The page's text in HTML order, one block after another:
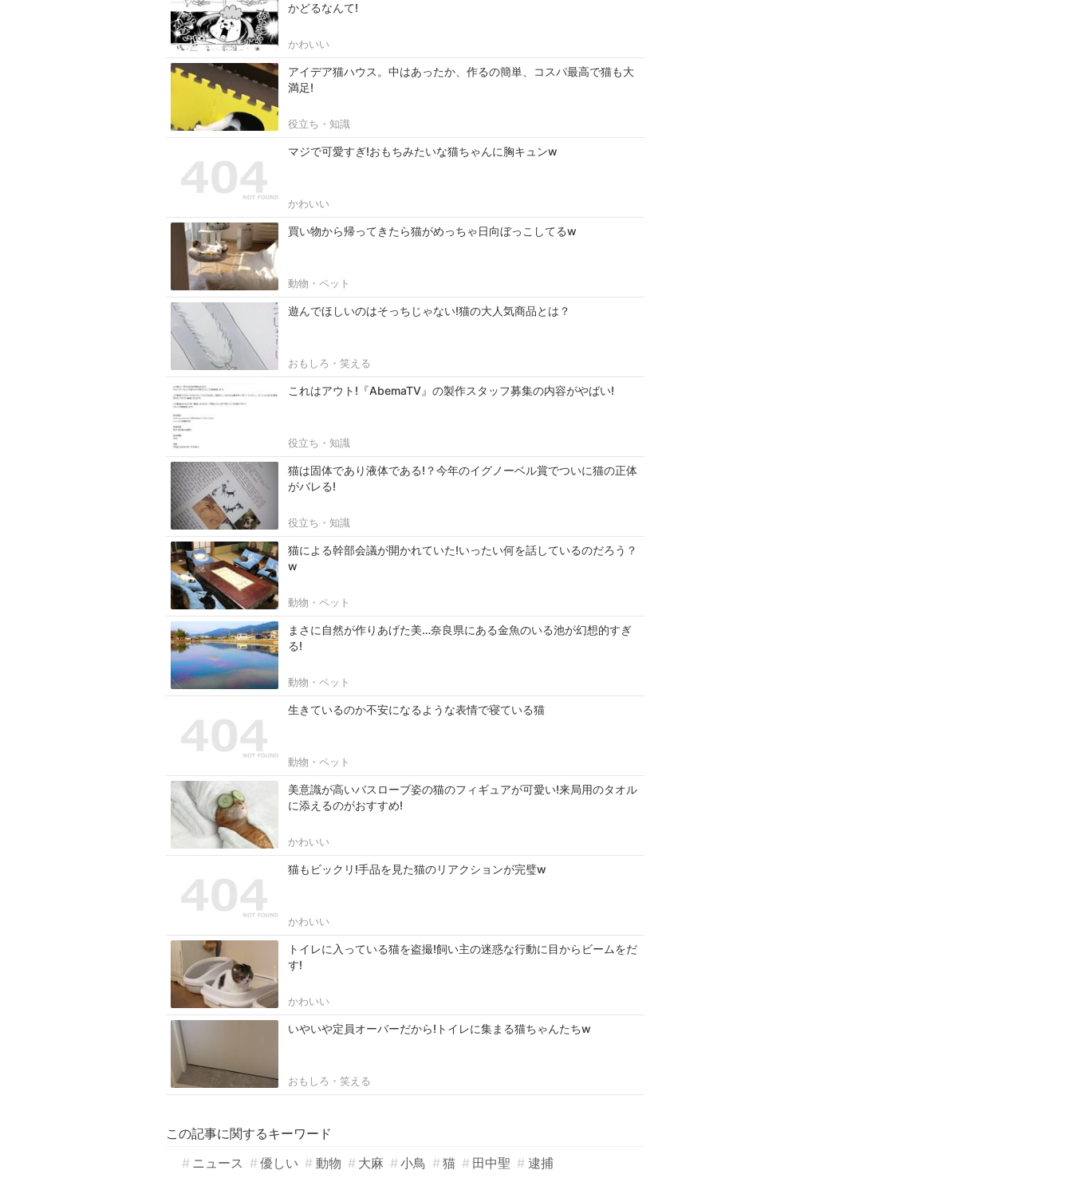
かどるなんて!
かわいい
アイデア猫ハウス。中はあったか、作るの簡単、コスパ最高で猫も大
満足!
役立ち・知識
マジで可愛すぎ!おもちみたいな猫ちゃんに胸キュンw
かわいい
買い物から帰ってきたら猫がめっちゃ日向ぼっこしてるw
動物・ペット
遊んでほしいのはそっちじゃない!猫の大人気商品とは？
おもしろ・笑える
これはアウト!『AbemaTV』の製作スタッフ募集の内容がやばい!
役立ち・知識
猫は固体であり液体である!？今年のイグノーベル賞でついに猫の正体
がバレる!
役立ち・知識
猫による幹部会議が開かれていた!いったい何を話しているのだろう？
w
動物・ペット
まさに自然が作りあげた美…奈良県にある金魚のいる池が幻想的すぎ
る!
動物・ペット
生きているのか不安になるような表情で寝ている猫
動物・ペット
美意識が高いバスローブ姿の猫のフィギュアが可愛い!来局用のタオル
に添えるのがおすすめ!
かわいい
猫もビックリ!手品を見た猫のリアクションが完璧w
かわいい
トイレに入っている猫を盗撮!飼い主の迷惑な行動に目からビームをだ
す!
かわいい
いやいや定員オーバーだから!トイレに集まる猫ちゃんたちw
おもしろ・笑える
この記事に関するキーワード
ニュース
優しい 動物 大麻 小鳥 猫 田中聖 逮捕